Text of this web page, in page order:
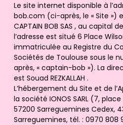
Le site internet disponible à
bob.com (ci-après, le « Site »)
CAPTAIN BOB SAS , au capital
l’adresse est situé 6 Place
immatriculée au Registre du
Sociétés de Toulouse sous le
après, « captain-bob »). La
est Souad REZKALLAH .
L’hébergement du Site et de
la société IONOS SARL (7,
57200 Sarreguemines Cedex,
Sarreguemines, tél. : 0970 808